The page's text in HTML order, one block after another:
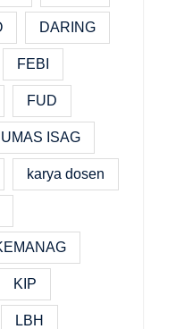
DARING
FEBI
FUD
ISAG
karya dosen
KIP
LBH